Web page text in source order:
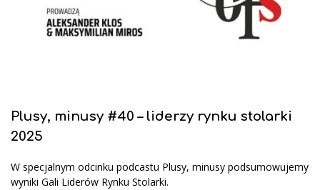
Plusy, minusy #40 – liderzy rynku stolarki
2025
W specjalnym odcinku podcastu Plusy, minusy podsumowujemy
wyniki Gali Liderów Rynku Stolarki.